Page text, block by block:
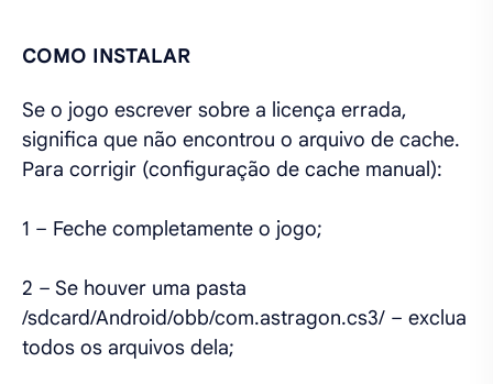
COMO INSTALAR
Se o jogo escrever sobre a licença errada,
significa que não encontrou o arquivo de cache.
Para corrigir (configuração de cache manual):
1 – Feche completamente o jogo;
2 – Se houver uma pasta
/sdcard/Android/obb/com.astragon.cs3/ – exclua
todos os arquivos dela;